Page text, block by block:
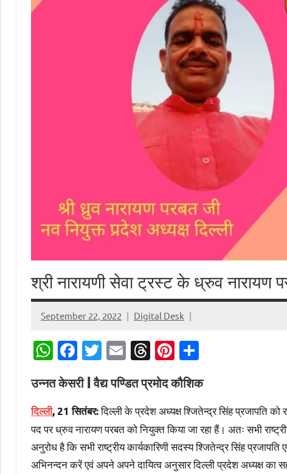
श्री नारायणी सेवा ट्रस्ट के ध्रुव नारायण
September 22, 2022 Digital Desk
WhatsApp
Facebook
Twitter
EmailThreads
Pinterest
उन्नत केसरी | वैद्य पण्डित प्रमोद कौशिक
दिल्ली, 21 सितंबर:दिल्ली के प्रदेश अध्यक्ष श्जितेन्द्र सिंह प्रजापति को
पद पर ध्रुव नारायण परबत को नियुक्त किया जा रहा हैं। अतः सभी
अनुरोध है कि सभी राष्ट्रीय कार्यकारिणी सदस्य श्जितेन्द्र सिंह
अभिनन्दन करें एवं अपने अपने दायित्व अनुसार दिल्ली प्रदेश अध्यक्ष का